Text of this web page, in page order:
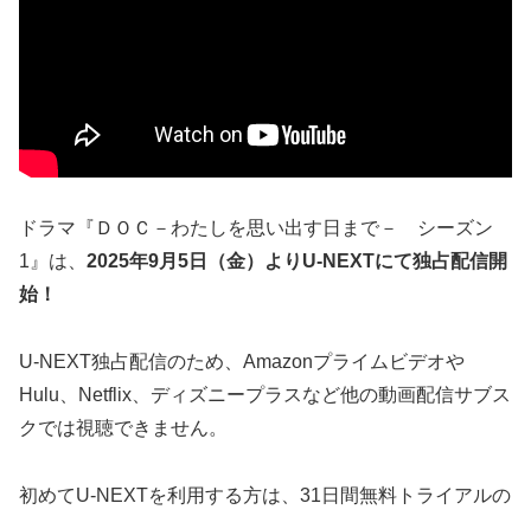
ドラマ『ＤＯＣ－わたしを思い出す日まで－ シーズン
1』は、 2025年9月5日（金）よりU-NEXTにて独占配信開
始！
U-NEXT独占配信のため、Amazonプライムビデオや
Hulu、Netflix、ディズニープラスなど他の動画配信サブス
クでは視聴できません。
初めてU-NEXTを利用する方は、31日間無料トライアルの